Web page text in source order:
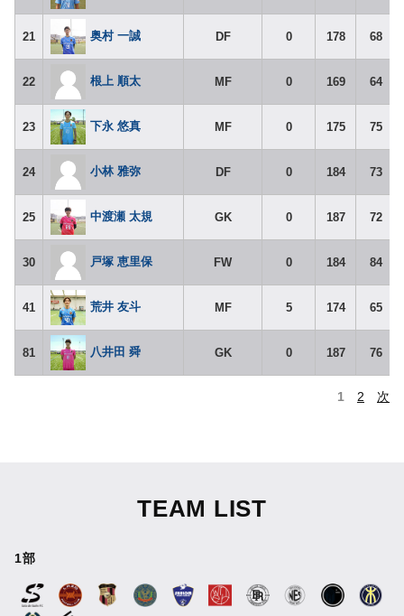
21 奥村 一誠 DF 0 178 68
22 根上 順太 MF 0 169 64
23 下永 悠真 MF 0 175 75
24 小林 雅弥 DF 0 184 73
25 中渡瀬 太規 GK 0 187 72
30 戸塚 恵里保 FW 0 184 84
41 荒井 友斗 MF 5 174 65
81 八井田 舜 GK 0 187 76
1 2 次
TEAM LIST
1部